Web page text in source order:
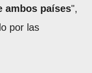
ambos países",
por las